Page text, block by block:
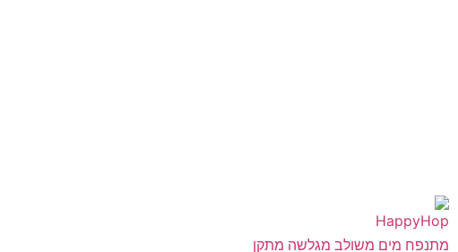
מתנפח מים משולב מגלשה מתקן